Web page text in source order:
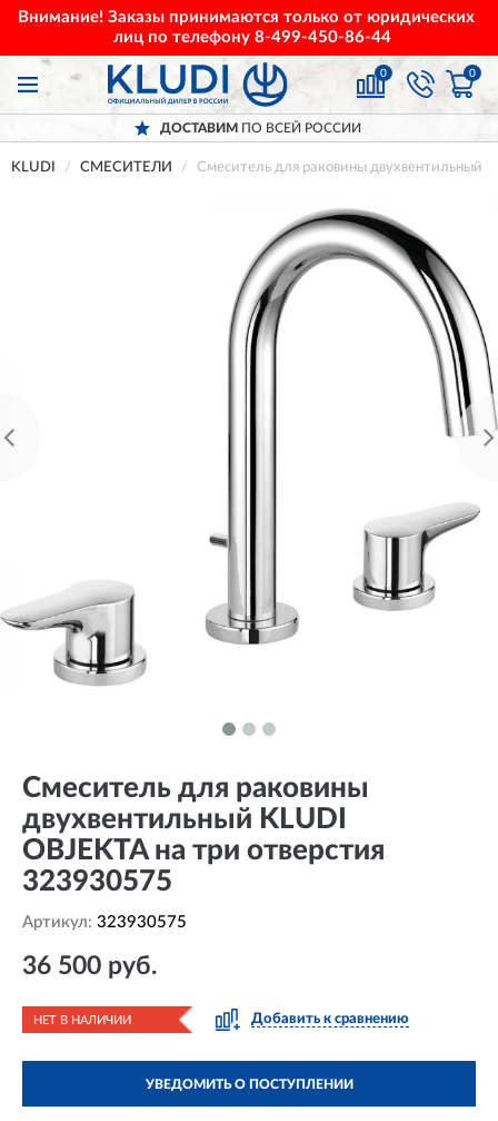
Внимание! Заказы принимаются только от юридических
лиц по телефону 8-499-450-86-44
0 0
ДОСТАВИМ ПО ВСЕЙ РОССИИ
KLUDI СМЕСИТЕЛИ Смеситель для раковины двухвентильный
Смеситель для раковины
двухвентильный KLUDI
OBJEKTA на три отверстия
323930575
Артикул: 323930575
36 500 руб.
НЕТ В НАЛИЧИИ Добавить к сравнению
УВЕДОМИТЬ О ПОСТУПЛЕНИИ